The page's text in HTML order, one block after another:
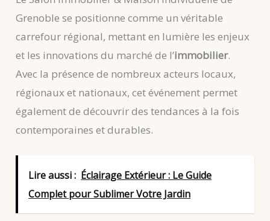
Grenoble se positionne comme un véritable
carrefour régional, mettant en lumière les enjeux
et les innovations du marché de l’immobilier.
Avec la présence de nombreux acteurs locaux,
régionaux et nationaux, cet événement permet
également de découvrir des tendances à la fois
contemporaines et durables.
Lire aussi : Éclairage Extérieur : Le Guide
Complet pour Sublimer Votre Jardin